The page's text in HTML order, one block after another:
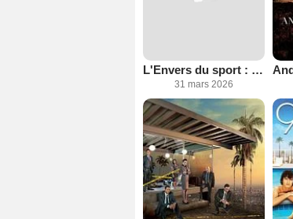
L'Envers du sport : Odom, de temps morts en temps forts
31 mars 2026